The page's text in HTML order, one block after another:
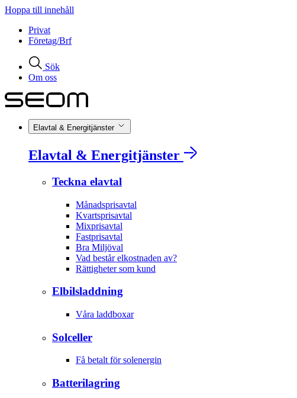
Hoppa till innehåll
Privat
Företag/Brf
Sök
Om oss
Elavtal & Energitjänster
Elavtal & Energitjänster
Teckna elavtal
Månadsprisavtal
Kvartsprisavtal
Mixprisavtal
Fastprisavtal
Bra Miljöval
Vad består elkostnaden av?
Rättigheter som kund
Elbilsladdning
Våra laddboxar
Solceller
Få betalt för solenergin
Batterilagring